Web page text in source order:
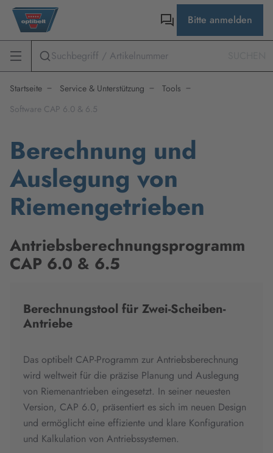
Bitte anmelden
Startseite Service & Unterstützung
Tools
Software CAP 6.0 & 6.5
Berechnung und
Auslegung von
Riemengetrieben
Antriebsberechnungsprogramm
CAP 6.0 & 6.5
Berechnungstool für Zwei-Scheiben-
Antriebe
Das optibelt CAP-Programm zur Antriebsberechnung
wird weltweit für die präzise Planung und Auslegung
von Riemenantrieben eingesetzt. In seiner neuesten
Version, CAP 6.0, präsentiert es sich im neuen Design
und ermöglicht eine effiziente und klare Konfiguration
und Kalkulation von Antriebssystemen.